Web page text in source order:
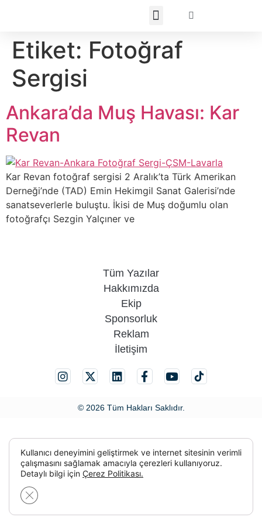
Etiket: Fotoğraf
Sergisi
Ankara’da Muş Havası: Kar
Revan
Kar Revan fotoğraf sergisi 2 Aralık’ta Türk Amerikan
Derneği’nde (TAD) Emin Hekimgil Sanat Galerisi’nde
sanatseverlerle buluştu. İkisi de Muş doğumlu olan
fotoğrafçı Sezgin Yalçıner ve
Tüm Yazılar
Hakkımızda
Ekip
Sponsorluk
Reklam
İletişim
© 2026 Tüm Hakları Saklıdır.
Kullanıcı deneyimini geliştirmek ve internet sitesinin verimli
çalışmasını sağlamak amacıyla çerezleri kullanıyoruz.
Detaylı bilgi için Çerez Politikası.
GDPR çerez şeridini kapat